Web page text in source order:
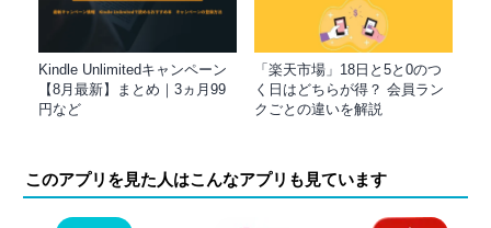
Kindle Unlimitedキャンペーン
【8月最新】まとめ｜3ヵ月99
円など
「楽天市場」18日と5と0のつ
く日はどちらが得？ 会員ラン
クごとの違いを解説
このアプリを見た人はこんなアプリも見ています